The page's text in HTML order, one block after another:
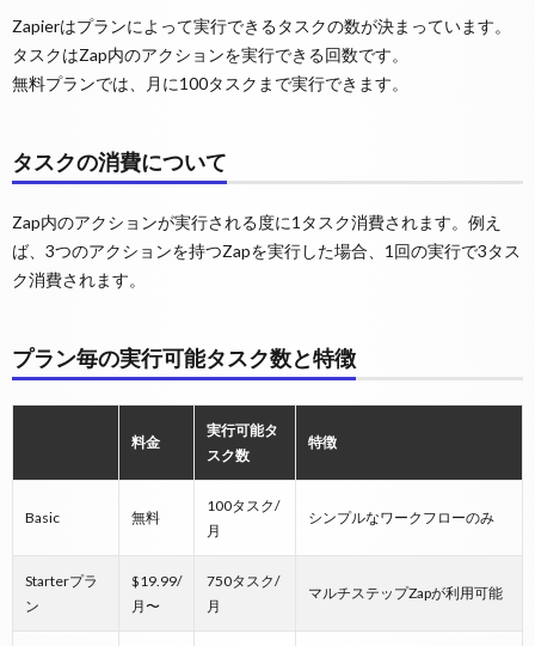
Zapierはプランによって実行できるタスクの数が決まっています。
タスクはZap内のアクションを実行できる回数です。
無料プランでは、月に100タスクまで実行できます。
タスクの消費について
Zap内のアクションが実行される度に1タスク消費されます。例え
ば、3つのアクションを持つZapを実行した場合、1回の実行で3タス
ク消費されます。
プラン毎の実行可能タスク数と特徴
料金
実行可能タ
スク数
特徴
Basic 無料
100タスク/
月
シンプルなワークフローのみ
Starterプラ
ン
$19.99/
月〜
750タスク/
月
マルチステップZapが利用可能